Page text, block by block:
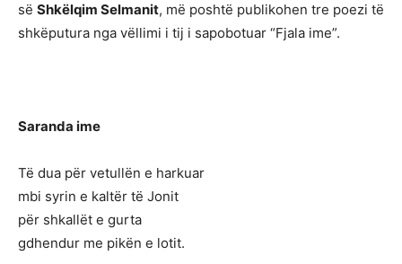
së Shkëlqim Selmanit, më poshtë publikohen tre poezi të
shkëputura nga vëllimi i tij i sapobotuar “Fjala ime”.
Saranda ime
Të dua për vetullën e harkuar
mbi syrin e kaltër të Jonit
për shkallët e gurta
gdhendur me pikën e lotit.